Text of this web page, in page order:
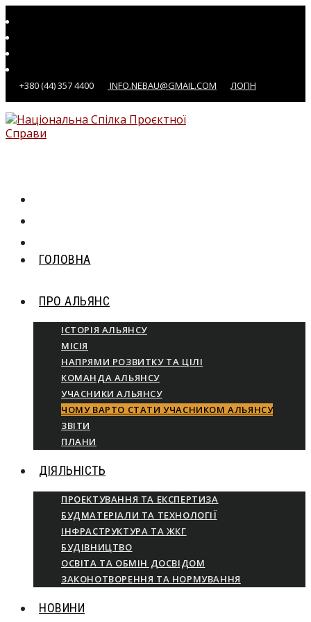
до
вмісту
+380 (44) 357 4400 INFO.NEBAU@GMAIL.COM ЛОГІН
ГОЛОВНА
ПРО АЛЬЯНС
ІСТОРІЯ АЛЬЯНСУ
МІСІЯ
НАПРЯМИ РОЗВИТКУ ТА ЦІЛІ
КОМАНДА АЛЬЯНСУ
УЧАСНИКИ АЛЬЯНСУ
ЧОМУ ВАРТО СТАТИ УЧАСНИКОМ АЛЬЯНСУ
ЗВІТИ
ПЛАНИ
ДІЯЛЬНІСТЬ
ПРОЕКТУВАННЯ ТА ЕКСПЕРТИЗА
БУДМАТЕРІАЛИ ТА ТЕХНОЛОГІЇ
ІНФРАСТРУКТУРА ТА ЖКГ
БУДІВНИЦТВО
ОСВІТА ТА ОБМІН ДОСВІДОМ
ЗАКОНОТВОРЕННЯ ТА НОРМУВАННЯ
НОВИНИ